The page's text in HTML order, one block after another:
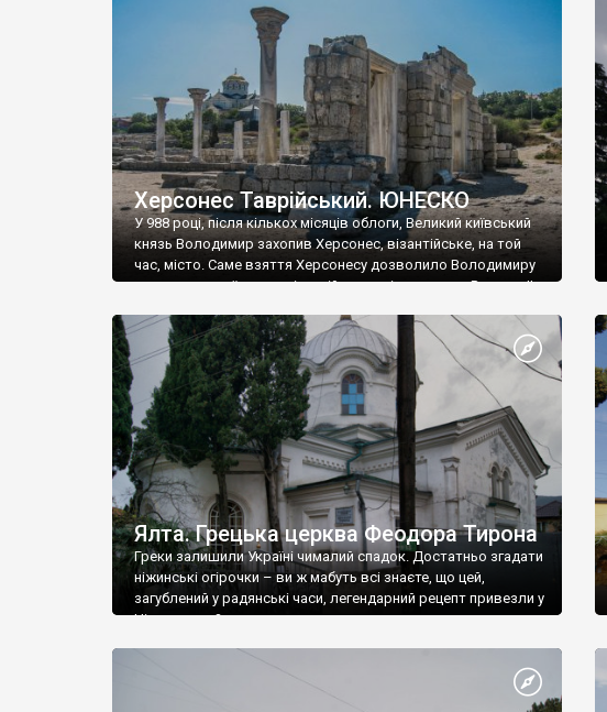
візантійської доби. Раритети викрадені з фондів об’єкту
культурної спадщини ЮНЕСКО «Херсонеса Таврійського».
Офіційно – на виставку «Золото Візантії», але експерти та
влада в Україні вважають це лише […]
Херсонес Таврійський. ЮНЕСКО
У 988 році, після кількох місяців облоги, Великий київський
князь Володимир захопив Херсонес, візантійське, на той
час, місто. Саме взяття Херсонесу дозволило Володимиру
диктувати свої умови візантійському імператору Василю ІІ,
Херсонесі Володимир-язичник, став Василем-
християнином. А потім було Хрещення Русі. На честь
Херсонесу Таврійського названо місто […]
Ялта. Грецька церква Феодора Тирона
Греки залишили Україні чималий спадок. Достатньо згадати
ніжинські огірочки – ви ж мабуть всі знаєте, що цей,
загублений у радянські часи, легендарний рецепт привезли у
Ніжин греки?